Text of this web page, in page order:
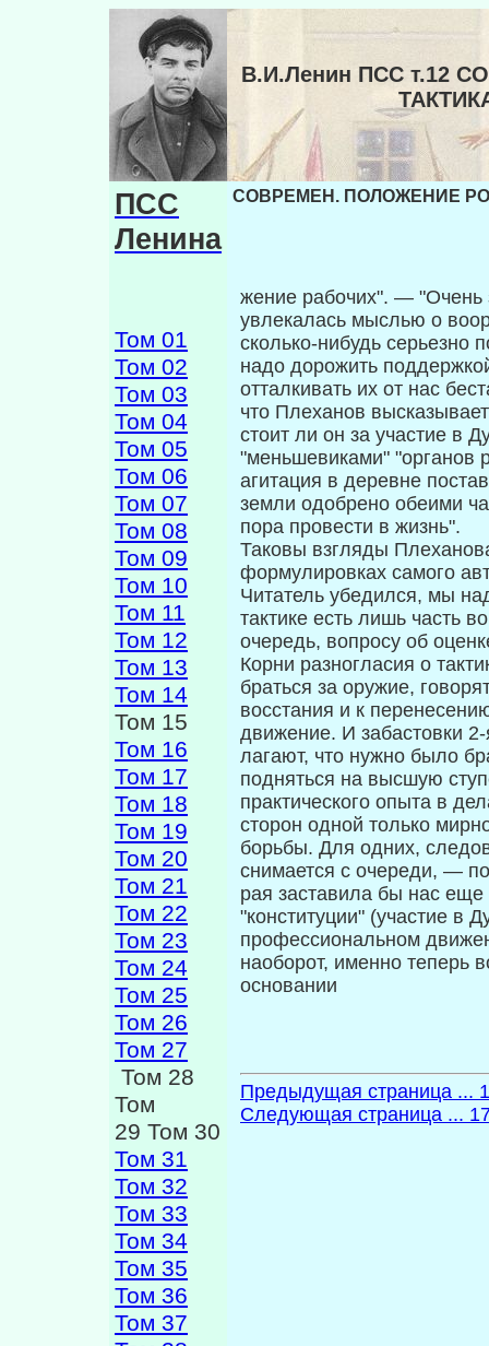
В.И.Ленин ПСС т.12
ПСС
Ленина
Том 01
Том 02
Том 03
Том 04
Том 05
Том 06
Том 07
Том 08
Том 09
Том 10
Том 11
Том 12
Том 13
Том 14
Том 15
Том 16
Том 17
Том 18
Том 19
Том 20
Том 21
Том 22
Том 23
Том 24
Том 25
Том 26
Том 27
Том 28
Том
29 Том 30
Том 31
Том 32
Том 33
Том 34
Том 35
Том 36
Том 37
СОВРЕМЕН. ПОЛОЖЕНИЕ
жение рабочих". — "Очень
увлекалась мыслью о
сколько-нибудь
надо дорожить
отталкивать их от нас
что Плеханов
стоит ли он за участие в
"меньшевиками" "органов
агитация в деревне
земли одобрено обеими
пора провести в жизнь".
Таковы взгляды
формулировках са­мого
Читатель убедился, мы
тактике есть лишь часть
очередь, вопросу об
Корни разногласия о
браться за оружие,
восстания и к
движение. И забастовки
лагают, что нужно было
подняться на высшую
практического опыта в
сторон одной только
борьбы. Для одних,
снимается с очереди, —
рая заставила бы нас еще
"конституции" (участие в
профессиональном
наоборот, именно теперь
основании
Предыдущая страница ...
Следующая страница ...